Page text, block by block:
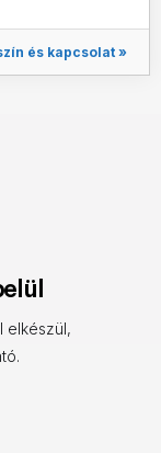
és kapcsolat »
elkészül,